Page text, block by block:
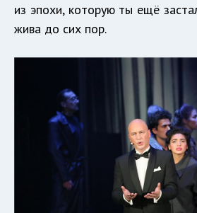
из эпохи, которую ты ещё
жива до сих пор.